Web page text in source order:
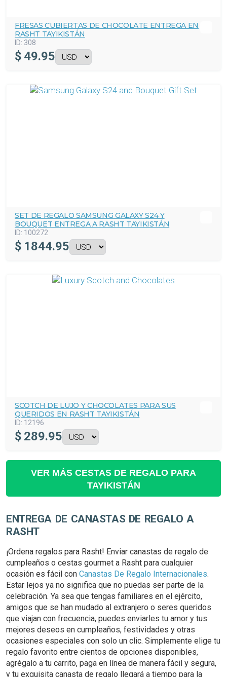
FRESAS CUBIERTAS DE CHOCOLATE ENTREGA EN
RASHT TAYIKISTÁN
ID: 308
$ 49.95
SET DE REGALO SAMSUNG GALAXY S24 Y
BOUQUET ENTREGA A RASHT TAYIKISTÁN
ID: 100272
$ 1844.95
SCOTCH DE LUJO Y CHOCOLATES PARA SUS
QUERIDOS EN RASHT TAYIKISTÁN
ID: 12196
$ 289.95
VER MÁS CESTAS DE REGALO PARA
TAYIKISTÁN
ENTREGA DE CANASTAS DE REGALO A
RASHT
¡Ordena regalos para Rasht! Enviar canastas de regalo de
cumpleaños o cestas gourmet a Rasht para cualquier
ocasión es fácil con Canastas De Regalo Internacionales.
Estar lejos ya no significa que no puedas ser parte de la
celebración. Ya sea que tengas familiares en el ejército,
amigos que se han mudado al extranjero o seres queridos
que viajan con frecuencia, puedes enviarles tu amor y tus
mejores deseos en cumpleaños, festividades y otras
ocasiones especiales con solo un clic. Simplemente elige tu
regalo favorito entre cientos de opciones disponibles,
agrégalo a tu carrito, paga en línea de manera fácil y segura,
y tu exquisita canasta de regalo llegará a tiempo para la